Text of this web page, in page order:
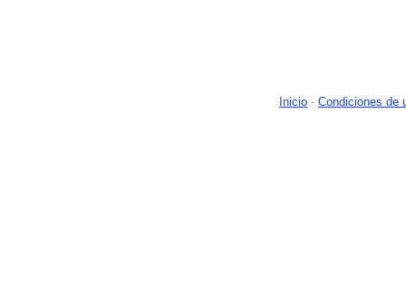
Inicio - Condiciones de